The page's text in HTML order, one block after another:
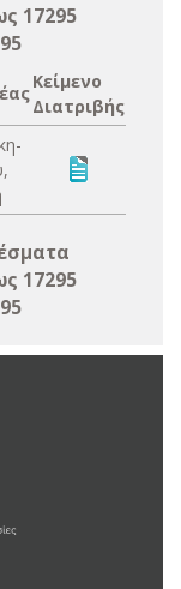
17295
Κείμενο
Διατριβής
17295